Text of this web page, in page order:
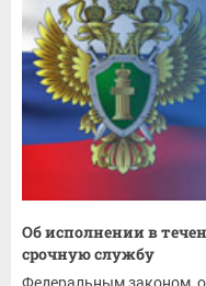
Об исполнении в
срочную службу